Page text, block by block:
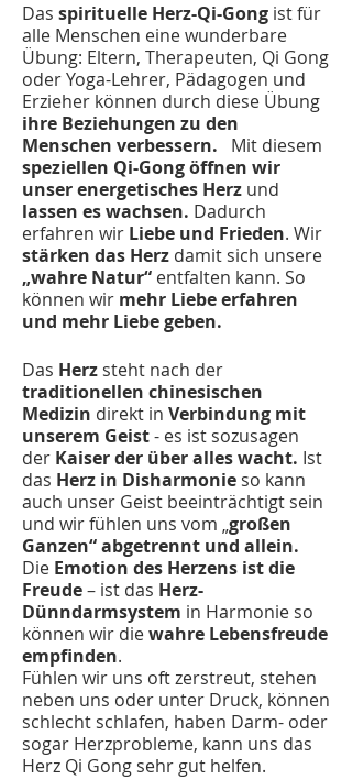
Das spirituelle Herz-Qi-Gong ist für
alle Menschen eine wunderbare
Übung: Eltern, Therapeuten, Qi Gong
oder Yoga-Lehrer, Pädagogen und
Erzieher können durch diese Übung
ihre Beziehungen zu den
Menschen verbessern. Mit diesem
speziellen Qi-Gongöffnen wir
unser energetisches Herz und
lassen es wachsen. Dadurch
erfahren wir Liebe und Frieden. Wir
stärken das Herz damit sich unsere
„wahre Natur“ entfalten kann. So
können wir mehr Liebe erfahren
und mehr Liebe geben.
Das Herz steht nach der
traditionellen chinesischen
Medizin direkt in Verbindung mit
unserem Geist- es ist sozusagen
der Kaiser der über alles wacht. Ist
das Herz in Disharmonie so kann
auch unser Geist beeinträchtigt sein
und wir fühlen uns vom „großen
Ganzen“ abgetrennt und allein.
Die Emotion des Herzens ist die
Freude– ist das Herz-
Dünndarmsystem in Harmonie so
können wir diewahre Lebensfreude
empfinden.
Fühlen wir uns oft zerstreut, stehen
neben uns oder unter Druck, können
schlecht schlafen, haben Darm- oder
sogar Herzprobleme, kann uns das
Herz Qi Gong sehr gut helfen.